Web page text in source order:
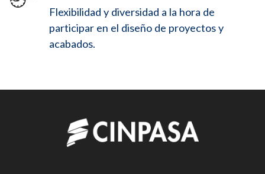
Flexibilidad y diversidad a la hora de
participar en el diseño de proyectos y
acabados.